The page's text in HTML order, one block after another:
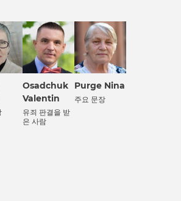
Osadchuk
Valentin
유죄 판결을 받
은 사람
Purge Nina
주요 문장